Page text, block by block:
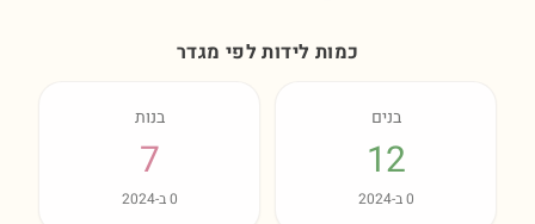
כמות לידות לפי מגדר
בנים
12
0ב-2024
בנות
7
0ב-2024